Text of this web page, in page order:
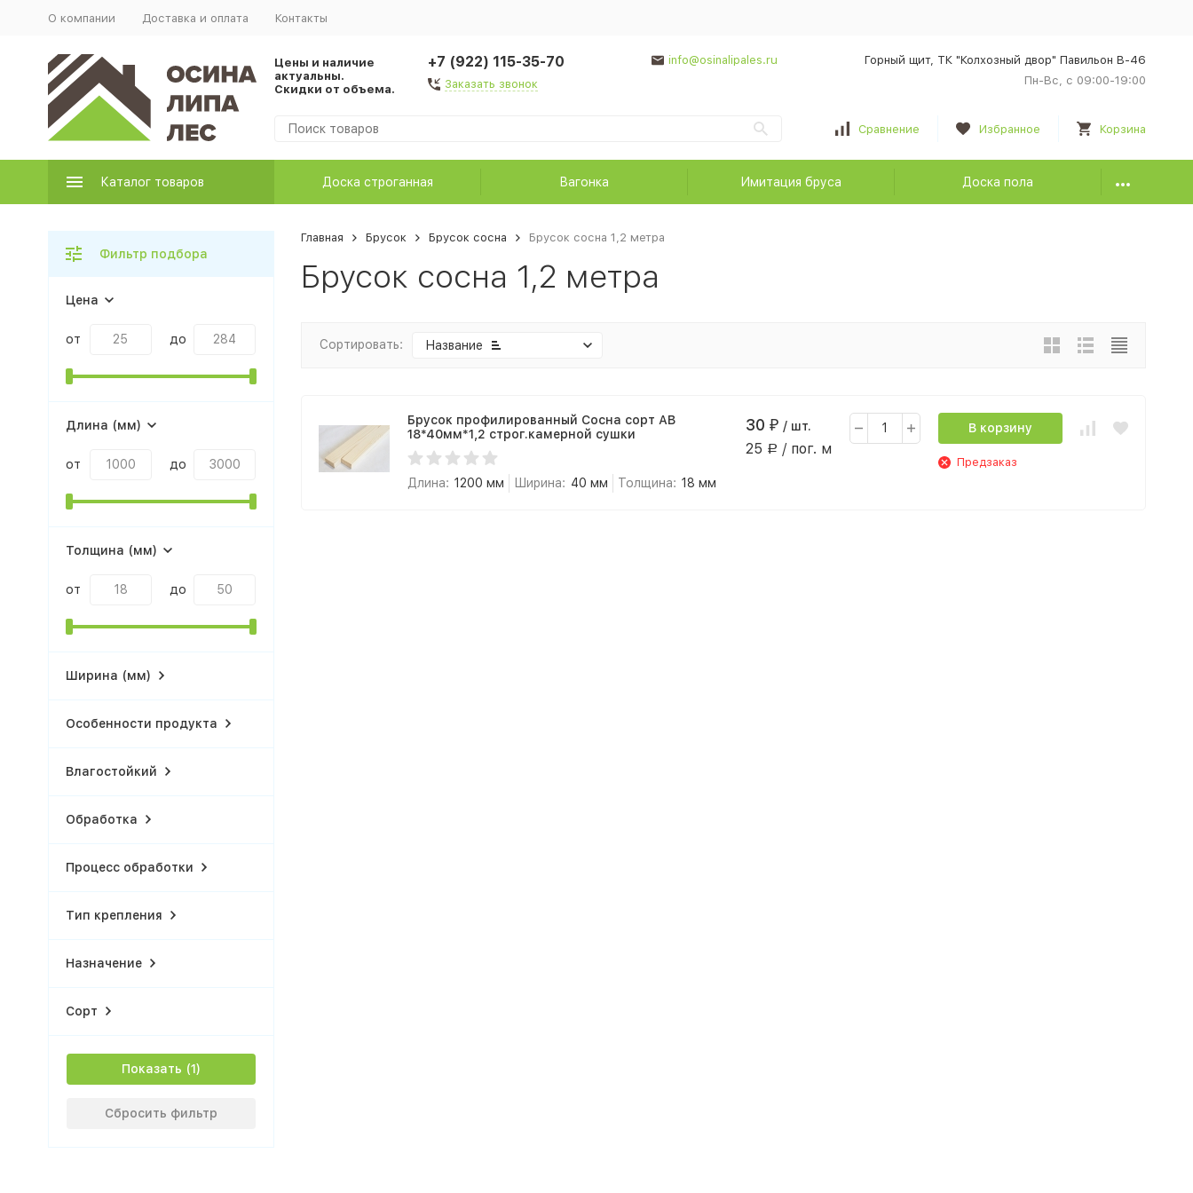
О компании Доставка и оплата Контакты
Цены и наличие
актуальны.
Скидки от объема.
+7 (922) 115-35-70
Заказать звонок
info@osinalipales.ru
Горный щит, ТК "Колхозный двор" Павильон В-46
Пн-Вс, с 09:00-19:00
Сравнение Избранное Корзина
Каталог товаров Доска строганная Вагонка Имитация бруса Доска пола
Главная Брусок Брусок сосна Брусок сосна 1,2 метра
Брусок сосна 1,2 метра
Сортировать: Название
Брусок профилированный Сосна сорт АВ
18*40мм*1,2 строг.камерной сушки
Длина: 1200 мм Ширина: 40 мм Толщина: 18 мм
30 ₽ / шт.
25 Р / пог. м
В корзину
Предзаказ
Фильтр подбора
Цена
от до
Длина (мм)
от до
Толщина (мм)
от до
Ширина (мм)
Особенности продукта
Влагостойкий
Обработка
Процесс обработки
Тип крепления
Назначение
Сорт
Показать
Сбросить фильтр